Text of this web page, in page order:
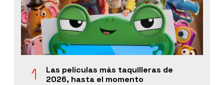
Las películas más taquilleras de
2026, hasta el momento